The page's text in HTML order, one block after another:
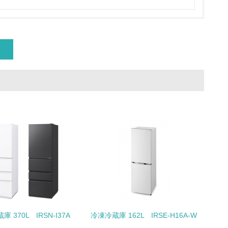
っている
クル目標や計画を立てている
植林、天然林保護、間伐＞、認証品の
庫 370L IRSN-I37A 冷凍冷蔵庫 162L IRSE-H16A-W